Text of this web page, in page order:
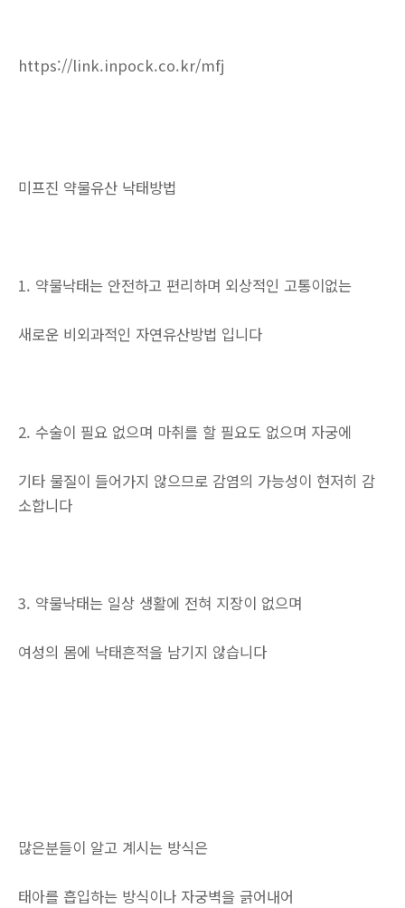
https://link.inpock.co.kr/mfj
미프진 약물유산 낙태방법
1. 약물낙태는 안전하고 편리하며 외상적인 고통이없는
새로운 비외과적인 자연유산방법 입니다
2. 수술이 필요 없으며 마취를 할 필요도 없으며 자궁에
기타 물질이 들어가지 않으므로 감염의 가능성이 현저히 감
소합니다
3. 약물낙태는 일상 생활에 전혀 지장이 없으며
여성의 몸에 낙태흔적을 남기지 않습니다
많은분들이 알고 계시는 방식은
태아를 흡입하는 방식이나 자궁벽을 긁어내어